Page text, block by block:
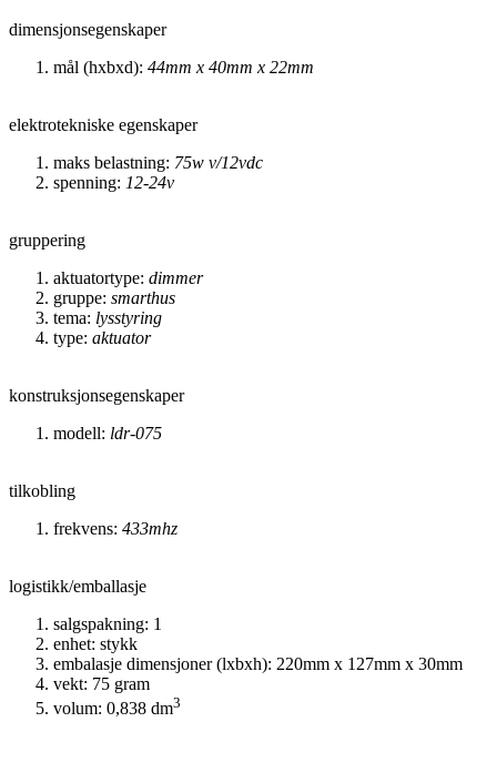
dimensjonsegenskaper
mål (hxbxd): 44mm x 40mm x 22mm
elektrotekniske egenskaper
maks belastning: 75w v/12vdc
spenning: 12-24v
gruppering
aktuatortype: dimmer
gruppe: smarthus
tema: lysstyring
type: aktuator
konstruksjonsegenskaper
modell: ldr-075
tilkobling
frekvens: 433mhz
logistikk/emballasje
salgspakning: 1
enhet: stykk
embalasje dimensjoner (lxbxh): 220mm x 127mm x 30mm
vekt: 75 gram
volum: 0,838 dm3